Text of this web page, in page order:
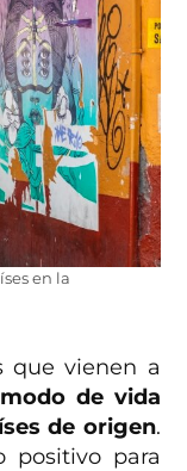
en la
que vienen a
de vida
de origen.
positivo para